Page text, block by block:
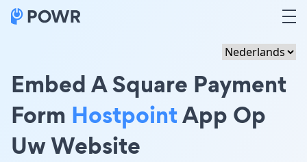
Embed A Square Payment
Form HostpointApp Op
Uw Website